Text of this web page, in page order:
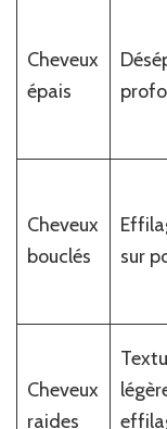
Cheveux
épais
Cheveux
bouclés
sur
Cheveux
raides